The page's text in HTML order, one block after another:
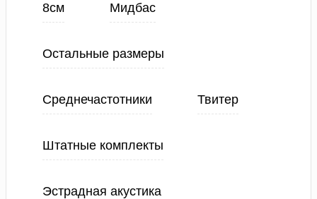
8см Мидбас
Остальные размеры
Среднечастотники Твитер
Штатные комплекты
Эстрадная акустика